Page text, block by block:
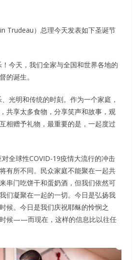
Trudeau）总理今天发表如下圣诞节
今天，我们全家与全国和世界各地的
的诞生。
光明和传统的时刻。作为一个家庭，
共享太多食物，分享笑声和故事，观
相赠予礼物，最重要的是，一起度过
全球性COVID-19疫情大流行的冲击
有所不同。民众家庭不能聚在一起共
串门吃饼干和蛋奶酒，但我们依然可
们凝聚在一起的一切。今日是弘扬我
候。今日是我们庆祝耶稣的怜悯之
候——而现在，这样的信息比以往任